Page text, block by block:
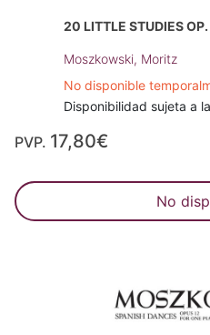
20 LITTLE STUDIES OP.
Moszkowski, Moritz
No disponible
Disponibilidad sujeta a
PVP. 17,80€
No